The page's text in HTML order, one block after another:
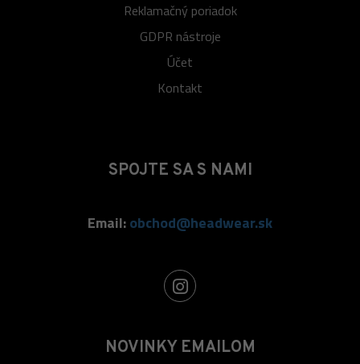
Reklamačný poriadok
GDPR nástroje
Účet
Kontakt
SPOJTE SA S NAMI
Email:obchod@headwear.sk
NOVINKY EMAILOM